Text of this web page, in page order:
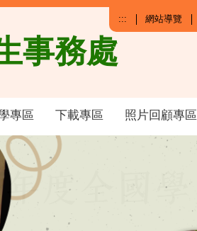
事務處
::: 網站導覽
專區 下載專區 照片回顧專區